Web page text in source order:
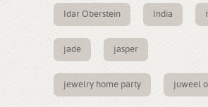
Idar Oberstein India
jade jasper
jewelry home party juweel